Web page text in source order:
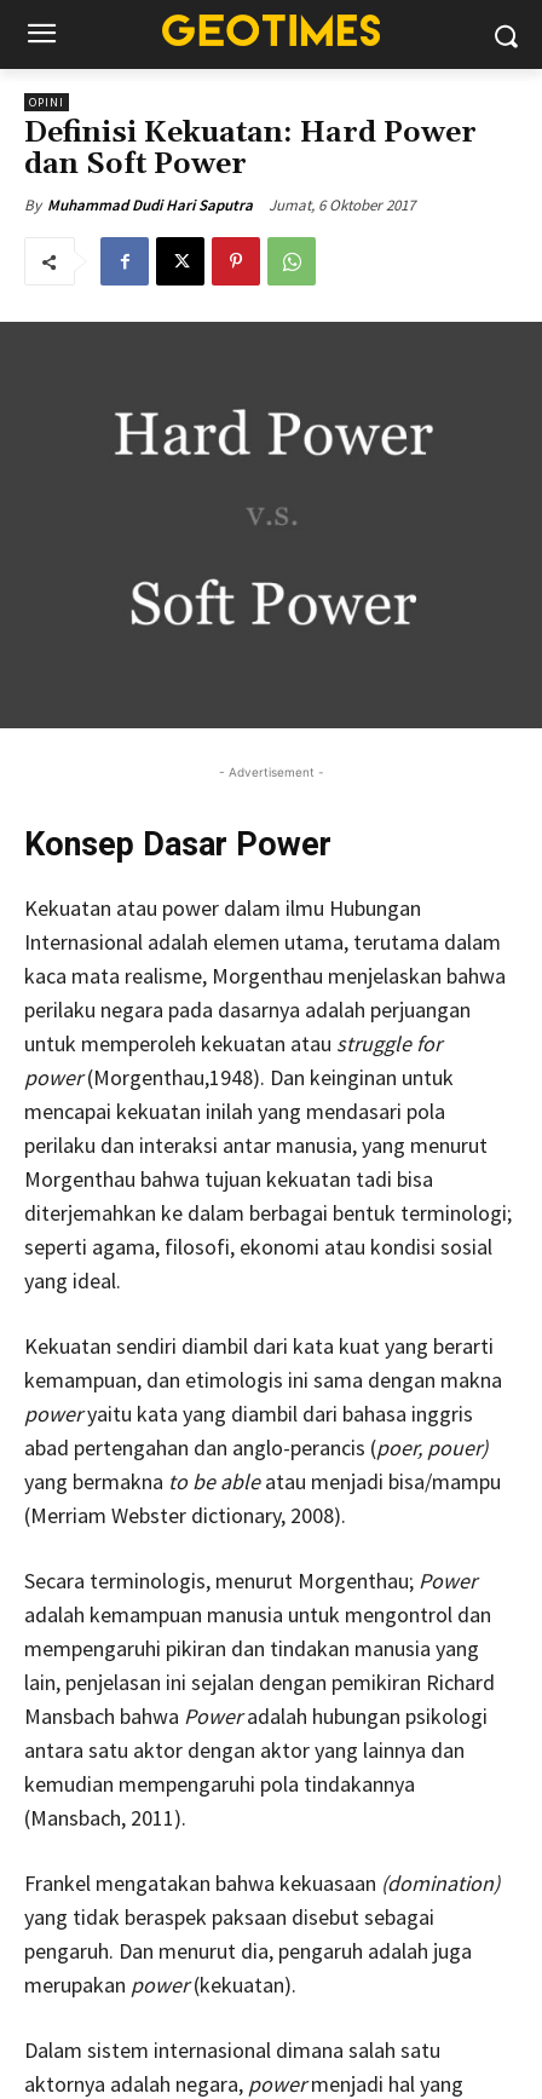
OPINI
Definisi Kekuatan: Hard Power
dan Soft Power
By Muhammad Dudi Hari Saputra Jumat, 6 Oktober 2017
- Advertisement -
Konsep Dasar Power
Kekuatan atau power dalam ilmu Hubungan
Internasional adalah elemen utama, terutama dalam
kaca mata realisme, Morgenthau menjelaskan bahwa
perilaku negara pada dasarnya adalah perjuangan
untuk memperoleh kekuatan atau struggle for
power(Morgenthau,1948). Dan keinginan untuk
mencapai kekuatan inilah yang mendasari pola
perilaku dan interaksi antar manusia, yang menurut
Morgenthau bahwa tujuan kekuatan tadi bisa
diterjemahkan ke dalam berbagai bentuk terminologi;
seperti agama, filosofi, ekonomi atau kondisi sosial
yang ideal.
Kekuatan sendiri diambil dari kata kuat yang berarti
kemampuan, dan etimologis ini sama dengan makna
poweryaitu kata yang diambil dari bahasa inggris
abad pertengahan dan anglo-perancis (poer, pouer)
yang bermakna to be ableatau menjadi bisa/mampu
(Merriam Webster dictionary, 2008).
Secara terminologis, menurut Morgenthau; Power
adalah kemampuan manusia untuk mengontrol dan
mempengaruhi pikiran dan tindakan manusia yang
lain, penjelasan ini sejalan dengan pemikiran Richard
Mansbach bahwa Poweradalah hubungan psikologi
antara satu aktor dengan aktor yang lainnya dan
kemudian mempengaruhi pola tindakannya
(Mansbach, 2011).
Frankel mengatakan bahwa kekuasaan (domination)
yang tidak beraspek paksaan disebut sebagai
pengaruh. Dan menurut dia, pengaruh adalah juga
merupakan power(kekuatan).
Dalam sistem internasional dimana salah satu
aktornya adalah negara, powermenjadi hal yang